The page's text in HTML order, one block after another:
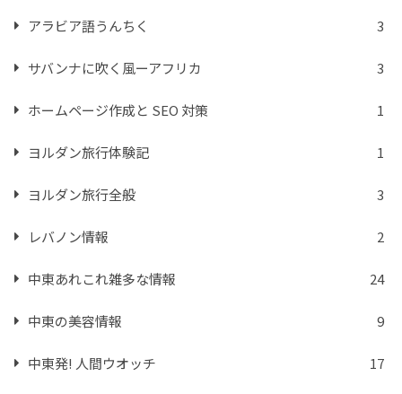
アラビア語うんちく 3
サバンナに吹く風ーアフリカ 3
ホームページ作成と SEO 対策 1
ヨルダン旅行体験記 1
ヨルダン旅行全般 3
レバノン情報 2
中東あれこれ雑多な情報 24
中東の美容情報 9
中東発! 人間ウオッチ 17